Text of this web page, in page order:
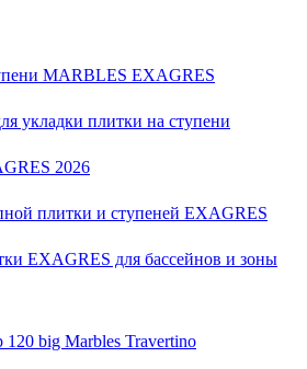
MARBLES EXAGRES
укладки плитки на ступени
2026
плитки и ступеней EXAGRES
EXAGRES для бассейнов и зоны
big Marbles Travertino